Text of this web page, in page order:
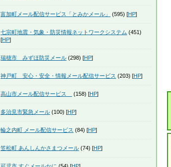
富加町メール配信サービス「とみかメール」 (595) [HP]
七宗町地震・気象・防災情報ネットワークシステム (451)
[HP]
瑞穂市 みずほ防災メール (298) [HP]
神戸町 安心・安全・情報メール配信サービス (203) [HP]
高山市メール配信サービス (158) [HP]
多治見市緊急メール (100) [HP]
輪之内町 メール配信サービス (84) [HP]
笠松町 あんしんかさまつメール (74) [HP]